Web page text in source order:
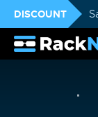
DISCOUNT